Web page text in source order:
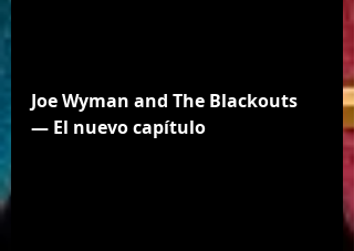
Joe Wyman and The Blackouts
— El nuevo capítulo